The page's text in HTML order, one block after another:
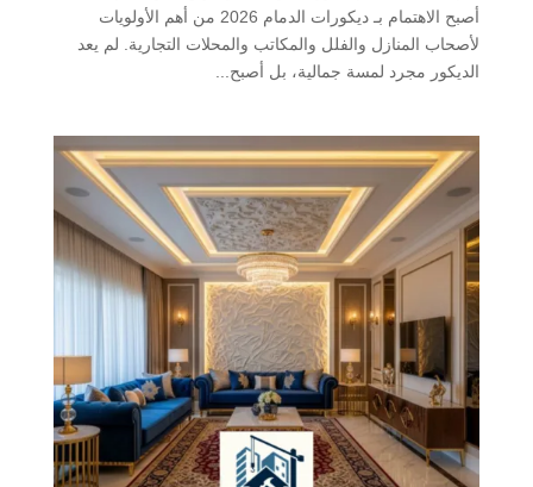
أصبح الاهتمام بـ ديكورات الدمام 2026 من أهم الأولويات
لأصحاب المنازل والفلل والمكاتب والمحلات التجارية. لم يعد
الديكور مجرد لمسة جمالية، بل أصبح...